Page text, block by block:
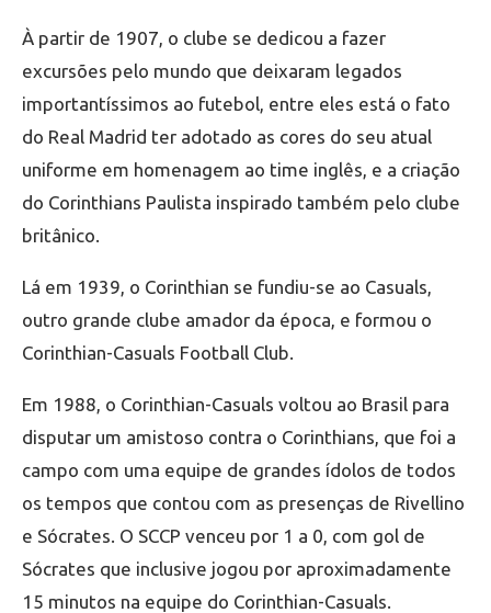
À partir de 1907, o clube se dedicou a fazer
excursões pelo mundo que deixaram legados
importantíssimos ao futebol, entre eles está o fato
do Real Madrid ter adotado as cores do seu atual
uniforme em homenagem ao time inglês, e a criação
do Corinthians Paulista inspirado também pelo clube
britânico.
Lá em 1939, o Corinthian se fundiu-se ao Casuals,
outro grande clube amador da época, e formou o
Corinthian-Casuals Football Club.
Em 1988, o Corinthian-Casuals voltou ao Brasil para
disputar um amistoso contra o Corinthians, que foi a
campo com uma equipe de grandes ídolos de todos
os tempos que contou com as presenças de Rivellino
e Sócrates. O SCCP venceu por 1 a 0, com gol de
Sócrates que inclusive jogou por aproximadamente
15 minutos na equipe do Corinthian-Casuals.